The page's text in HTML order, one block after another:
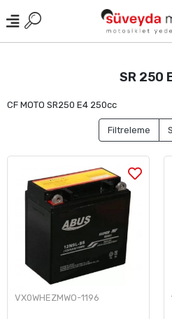
SR 250
CF MOTO SR250 E4 250cc
Filtreleme
VX0WHEZMWO-1196